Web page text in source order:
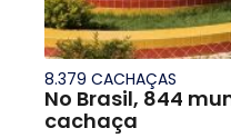
8.379 CACHAÇAS
No Brasil, 844
cachaça